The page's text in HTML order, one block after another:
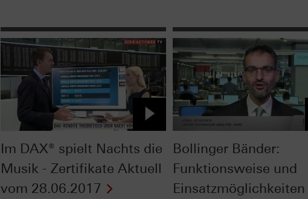
Im DAX® spielt Nachts die
Musik - Zertifikate Aktuell
vom 28.06.2017
Bollinger Bänder:
Funktionsweise und
Einsatzmöglichkeiten